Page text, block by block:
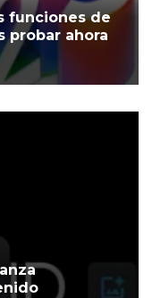
funciones de
probar ahora